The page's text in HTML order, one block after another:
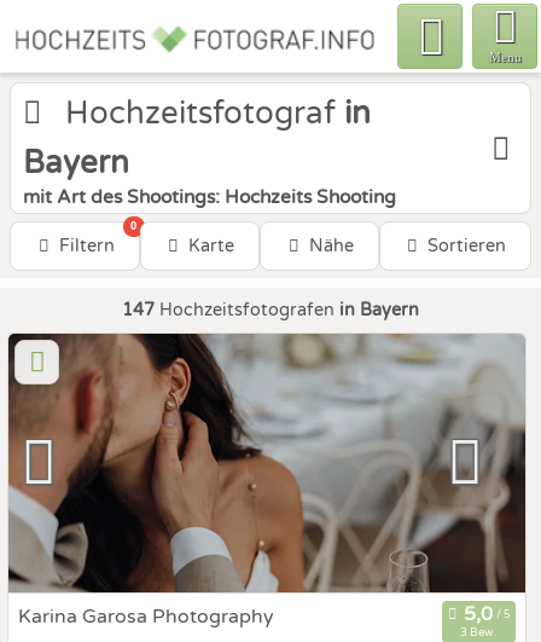
Menu
Hochzeitsfotograf in
Bayern
mit Art des Shootings: Hochzeits Shooting
Filtern
0
Karte Nähe Sortieren
147 Hochzeitsfotografen in Bayern
Karina Garosa Photography
3 Bew.